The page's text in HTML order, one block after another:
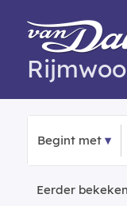
Begint met
Eerder bekeken